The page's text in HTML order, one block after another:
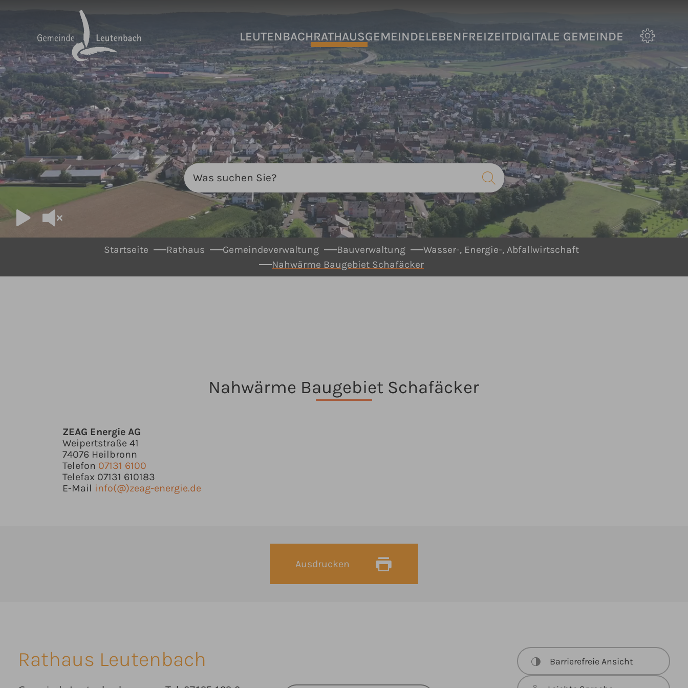
Zum Hauptinhalt springen LEUTENBACHRATHAUSGEMEINDELEBENFREIZEITDIGITALE GEMEINDE
Startseite Rathaus Gemeindeverwaltung Bauverwaltung
Wasser-, Energie-, Abfallwirtschaft
Nahwärme Baugebiet Schafäcker
Nahwärme Baugebiet Schafäcker
ZEAG Energie AG
Weipertstraße 41
74076 Heilbronn
Telefon 07131 6100
Telefax 07131 610183
E-Mail info(@)zeag-energie.de
Ausdrucken
Rathaus Leutenbach Barrierefreie Ansicht